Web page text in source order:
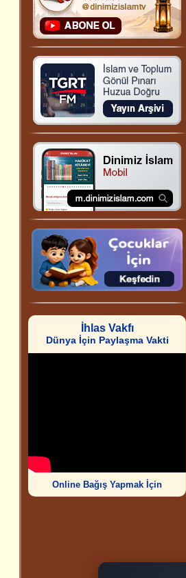
İhlas Vakfı
Dünya İçin Paylaşma Vakti
Online Bağış Yapmak İçin